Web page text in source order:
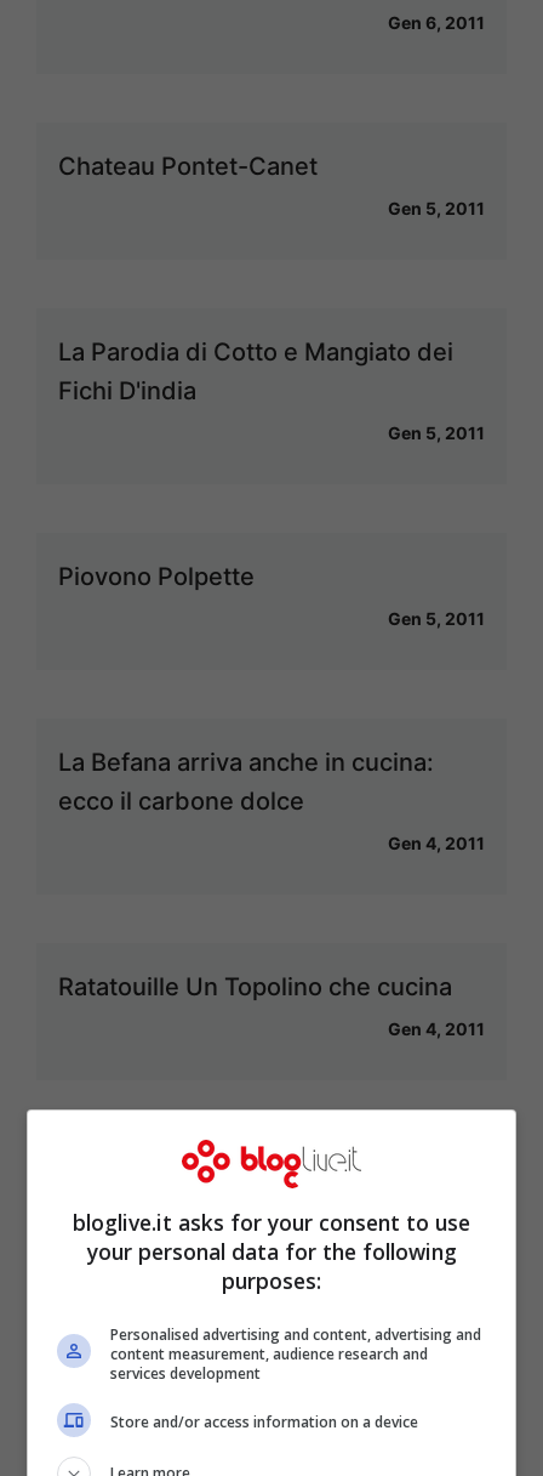
Gen 6, 2011
Chateau Pontet-Canet
Gen 5, 2011
La Parodia di Cotto e Mangiato dei
Fichi D'india
Gen 5, 2011
Piovono Polpette
Gen 5, 2011
La Befana arriva anche in cucina:
ecco il carbone dolce
Gen 4, 2011
Ratatouille Un Topolino che cucina
Gen 4, 2011
Mangiare a Valceno
Gen 4, 2011
Budino di panettone: più gusto e
meno sprechi
bloglive.it asks for your consent to use
your personal data for the following
purposes:
Personalised advertising and content, advertising and
content measurement, audience research and
services development
Store and/or access information on a device